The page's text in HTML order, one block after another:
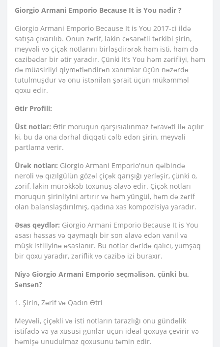
Giorgio Armani Emporio Because It is You nədir ?
Giorgio Armani Emporio Because It is You 2017-ci ildə
satışa çıxarılıb. Onun zərif, lakin cəsarətli tərkibi şirin,
meyvəli və çiçək notlarını birləşdirərək həm isti, həm də
cazibədar bir ətir yaradır. Çünki It’s You həm zərifliyi, həm
də müasirliyi qiymətləndirən xanımlar üçün nəzərdə
tutulmuşdur və onu istənilən şərait üçün mükəmməl
qoxu edir.
Ətir Profili:
Üst notlar: Ətir moruqun qarşısıalınmaz təravəti ilə açılır
ki, bu da ona dərhal diqqəti cəlb edən şirin, meyvəli
partlama verir.
Ürək notları: Giorgio Armani Emporio'nun qəlbində
neroli və qızılgülün gözəl çiçək qarışığı yerləşir, çünki o,
zərif, lakin mürəkkəb toxunuş əlavə edir. Çiçək notları
moruqun şirinliyini artırır və həm yüngül, həm də zərif
olan balanslaşdırılmış, qadına xas kompozisiya yaradır.
Əsas qeydlər: Giorgio Armani Emporio Because It is You
əsası həssas və qaymaqlı bir son əlavə edən vanil və
müşk istiliyinə əsaslanır. Bu notlar dəridə qalıcı, yumşaq
bir qoxu yaradır, zəriflik və cazibə izi buraxır.
Niyə Giorgio Armani Emporio seçməlisən, çünki bu,
Sənsən?
1. Şirin, Zərif və Qadın Ətri
Meyvəli, çiçəkli və isti notların tarazlığı onu gündəlik
istifadə və ya xüsusi günlər üçün ideal qoxuya çevirir və
həmişə unudulmaz qoxusunu təmin edir.